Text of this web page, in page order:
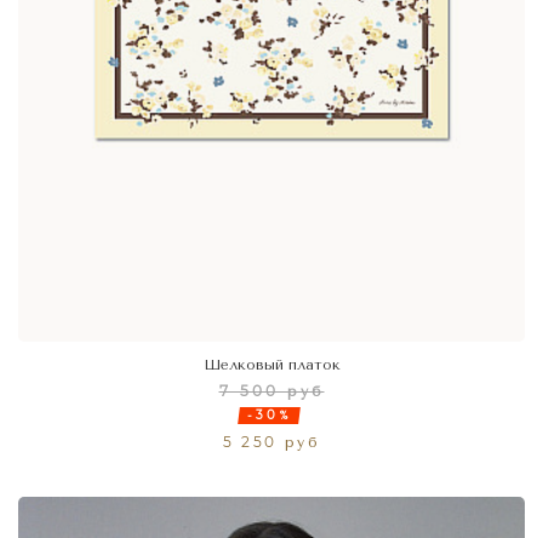
Шелковый платок
7 500 руб
-30%
5 250 руб